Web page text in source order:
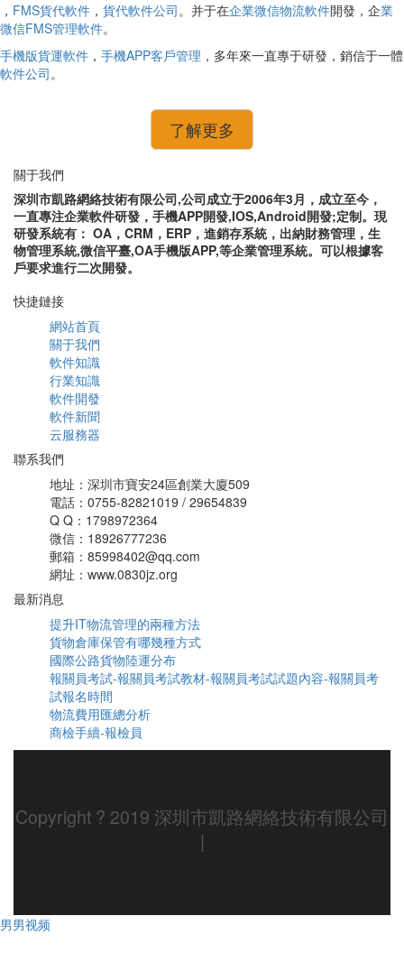
， FMS貨代軟件 ， 貨代軟件公司。并于在企業微信物流軟件開發，企業
微信FMS管理軟件。
手機版貨運軟件 ， 手機APP客戶管理 ，多年來一直專于研發，銷信于一體
軟件公司。
了解更多
關于我們
深圳市凱路網絡技術有限公司,公司成立于2006年3月，成立至今，
一直專注企業軟件研發，手機APP開發,IOS,Android開發;定制。現
研發系統有： OA，CRM，ERP，進銷存系統，出納財務管理，生
物管理系統,微信平臺,OA手機版APP,等企業管理系統。可以根據客
戶要求進行二次開發。
快捷鏈接
網站首頁
關于我們
軟件知識
行業知識
軟件開發
軟件新聞
云服務器
聯系我們
地址：深圳市寶安24區創業大廈509
電話：0755-82821019 / 29654839
Q Q：1798972364
微信：18926777236
郵箱：85998402@qq.com
網址：www.0830jz.org
最新消息
提升IT物流管理的兩種方法
貨物倉庫保管有哪幾種方式
國際公路貨物陸運分布
報關員考試-報關員考試教材-報關員考試試題內容-報關員考
試報名時間
物流費用匯總分析
商檢手續-報檢員
Copyright ? 2019 深圳市凱路網絡技術有限公司
|
男男视频